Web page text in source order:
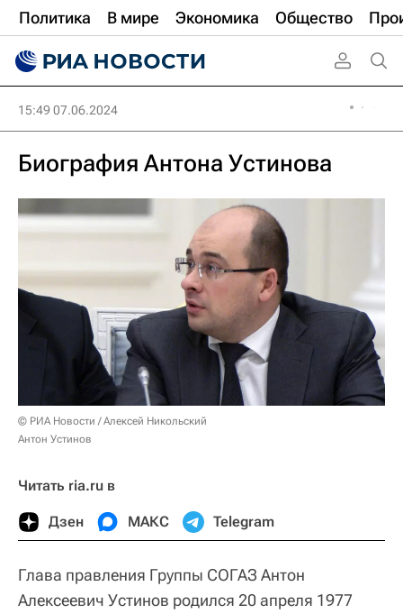
Политика В мире Экономика Общество
15:49 07.06.2024
Биография Антона Устинова
© РИА Новости / Алексей Никольский
Антон Устинов
Читать ria.ru в
Дзен МАКС Telegram
Глава правления Группы СОГАЗ Антон
Алексеевич Устинов родился 20 апреля 1977